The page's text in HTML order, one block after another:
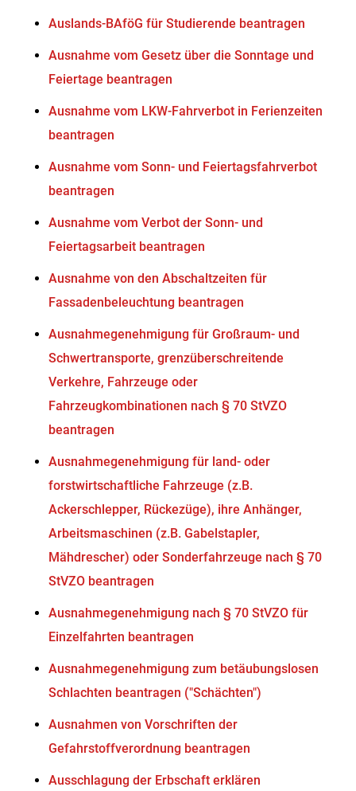
Auslands-BAföG für Studierende beantragen
Ausnahme vom Gesetz über die Sonntage und
Feiertage beantragen
Ausnahme vom LKW-Fahrverbot in Ferienzeiten
beantragen
Ausnahme vom Sonn- und Feiertagsfahrverbot
beantragen
Ausnahme vom Verbot der Sonn- und
Feiertagsarbeit beantragen
Ausnahme von den Abschaltzeiten für
Fassadenbeleuchtung beantragen
Ausnahmegenehmigung für Großraum- und
Schwertransporte, grenzüberschreitende
Verkehre, Fahrzeuge oder
Fahrzeugkombinationen nach § 70 StVZO
beantragen
Ausnahmegenehmigung für land- oder
forstwirtschaftliche Fahrzeuge (z.B.
Ackerschlepper, Rückezüge), ihre Anhänger,
Arbeitsmaschinen (z.B. Gabelstapler,
Mähdrescher) oder Sonderfahrzeuge nach § 70
StVZO beantragen
Ausnahmegenehmigung nach § 70 StVZO für
Einzelfahrten beantragen
Ausnahmegenehmigung zum betäubungslosen
Schlachten beantragen ("Schächten")
Ausnahmen von Vorschriften der
Gefahrstoffverordnung beantragen
Ausschlagung der Erbschaft erklären